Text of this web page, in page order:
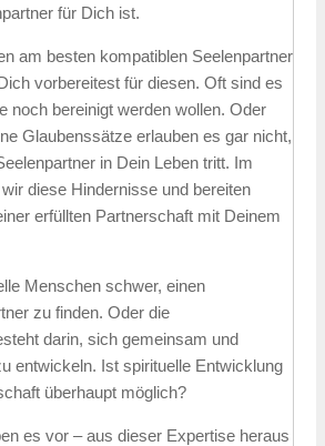
für Dich ist.
am besten kompatiblen Seelenpartner
vorbereitest für diesen. Oft sind es
noch bereinigt werden wollen. Oder
Glaubenssätze erlauben es gar nicht,
in Dein Leben tritt. Im
diese Hindernisse und bereiten
erfüllten Partnerschaft mit Deinem
Menschen schwer, einen
zu finden. Oder die
darin, sich gemeinsam und
entwickeln. Ist spirituelle Entwicklung
überhaupt möglich?
es vor – aus dieser Expertise heraus